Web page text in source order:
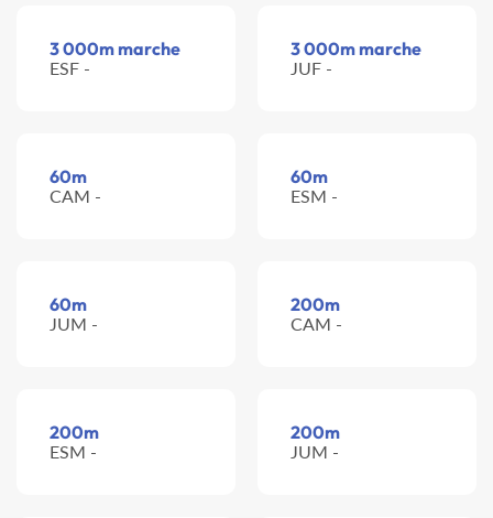
3 000m marche
ESF -
3 000m marche
JUF -
60m
CAM -
60m
ESM -
60m
JUM -
200m
CAM -
200m
ESM -
200m
JUM -